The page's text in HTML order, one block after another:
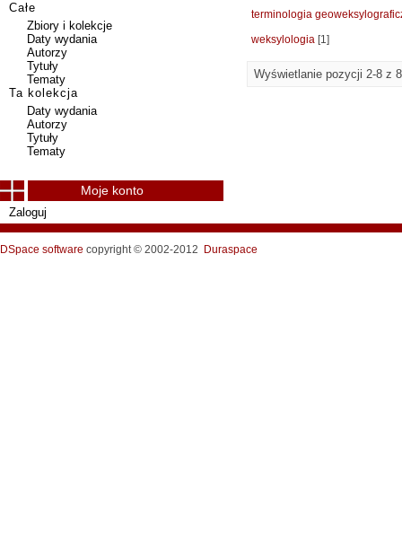
terminologia
weksylologia [1]
Wyświetlanie pozycji 2-8 z 8
Całe
Zbiory i kolekcje
Daty wydania
Autorzy
Tytuły
Tematy
Ta kolekcja
Daty wydania
Autorzy
Tytuły
Tematy
Moje konto
Zaloguj
DSpace software copyright © 2002-2012 Duraspace